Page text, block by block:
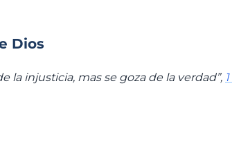
Dios
la injusticia, mas se goza de la verdad”,